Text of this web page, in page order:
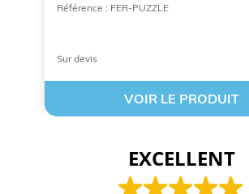
Référence : FER-PUZZLE
Sur devis
VOIR LE PRODUIT
EXCELLENT